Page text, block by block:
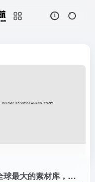
Envato Elements是目前全球最大的素材库，会员制无限下载设计素材资源。